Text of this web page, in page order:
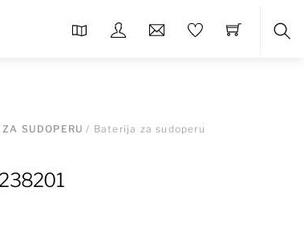
SUDOPERU / Baterija za sudoperu